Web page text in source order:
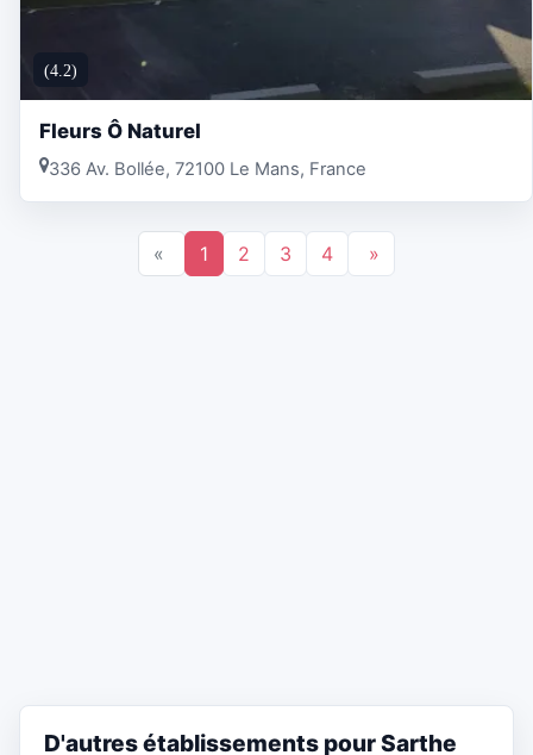
(4.2)
Fleurs Ô Naturel
336 Av. Bollée, 72100 Le Mans, France
« 1 2 3 4 »
D'autres établissements pour Sarthe